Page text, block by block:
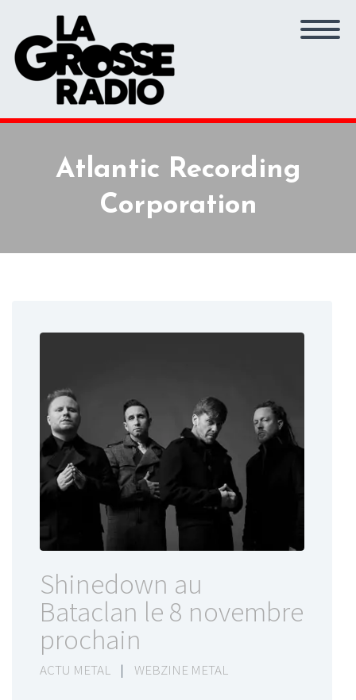
Atlantic Recording
Corporation
Shinedown au
Bataclan le 8 novembre
prochain
ACTU METAL | WEBZINE METAL